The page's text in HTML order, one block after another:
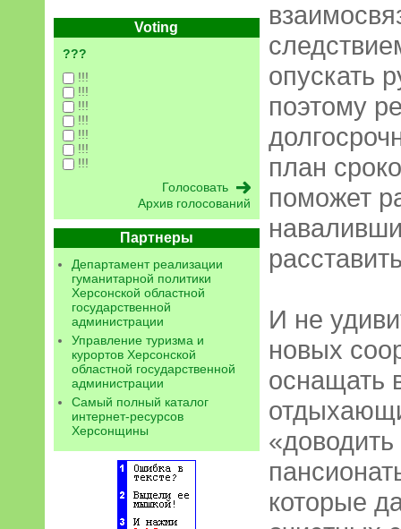
Voting
???
!!!
!!!
!!!
!!!
!!!
!!!
!!!
Архив голосований
Партнеры
Департамент реализации
гуманитарной политики
Херсонской областной
государственной
администрации
Управление туризма и
курортов Херсонской
областной государственной
администрации
Самый полный каталог
интернет-ресурсов
Херсонщины
опускать
поэтому
план
поможет
И не
новых
оснащать
которые